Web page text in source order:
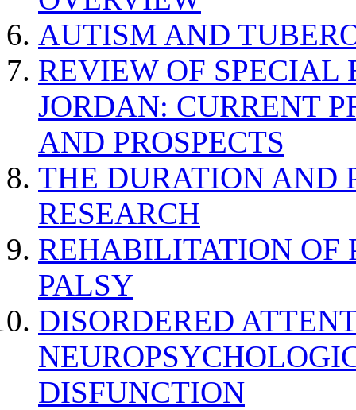
AUTISM AND
REVIEW OF SPECIAL
JORDAN: CURRENT
AND PROSPECTS
THE DURATION AND
RESEARCH
REHABILITATION OF
PALSY
DISORDERED
DISFUNCTION